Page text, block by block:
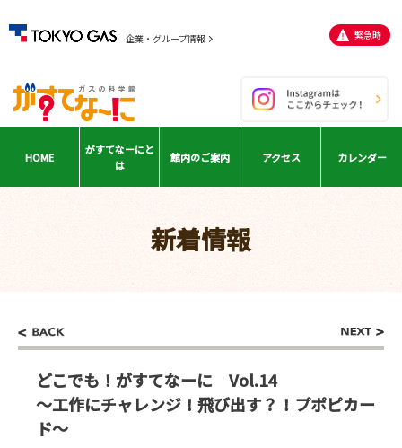
企業・グループ情報 緊急時
HOME
がすてなーにと
は
館内のご案内 アクセス カレンダー
新着情報
どこでも！がすてなーに Vol.14
～工作にチャレンジ！飛び出す？！プポピカー
ド～